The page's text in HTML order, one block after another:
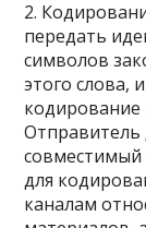
2.
передать
символов
этого слова,
Отправитель
совместимый
для
каналам